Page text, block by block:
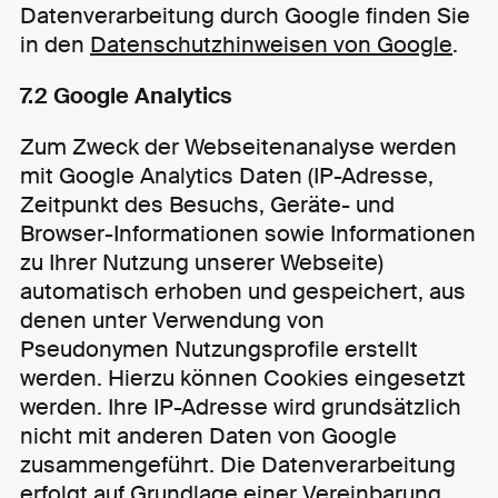
Datenverarbeitung durch Google finden Sie
in den Datenschutzhinweisen von Google.
7.2 Google Analytics
Zum Zweck der Webseitenanalyse werden
mit Google Analytics Daten (IP-Adresse,
Zeitpunkt des Besuchs, Geräte- und
Browser-Informationen sowie Informationen
zu Ihrer Nutzung unserer Webseite)
automatisch erhoben und gespeichert, aus
denen unter Verwendung von
Pseudonymen Nutzungsprofile erstellt
werden. Hierzu können Cookies eingesetzt
werden. Ihre IP-Adresse wird grundsätzlich
nicht mit anderen Daten von Google
zusammengeführt. Die Datenverarbeitung